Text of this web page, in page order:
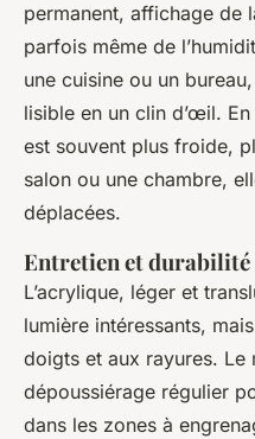
permanent, affichage de
parfois même de
une cuisine ou un
lisible en un clin d’œil.
est souvent plus froide,
salon ou une chambre,
déplacées.
Entretien et durabilité
L’acrylique, léger et
lumière intéressants,
doigts et aux rayures. Le
dépoussiérage régulier
dans les zones à